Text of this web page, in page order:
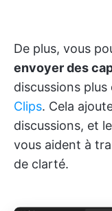
De plus, vous
envoyer des
discussions
Clips. Cela
discussions, et
vous aident à
de clarté.